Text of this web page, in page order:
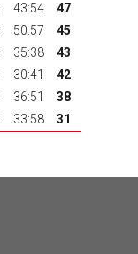
43:54
47
50:57
45
35:38
43
30:41
42
36:51
38
33:58 31